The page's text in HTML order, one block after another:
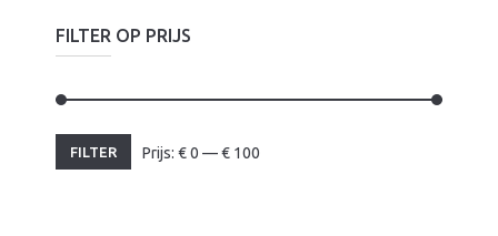
FILTER OP PRIJS
Min.
prijs
Max.
prijs
FILTER Prijs: €0 —€ 100